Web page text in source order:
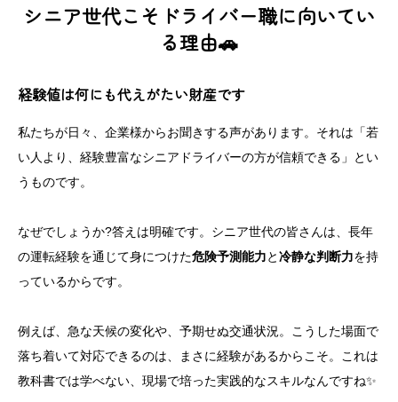
シニア世代こそドライバー職に向いてい
る理由🚗
経験値は何にも代えがたい財産です
私たちが日々、企業様からお聞きする声があります。それは「若
い人より、経験豊富なシニアドライバーの方が信頼できる」とい
うものです。
なぜでしょうか?答えは明確です。シニア世代の皆さんは、長年
の運転経験を通じて身につけた危険予測能力と冷静な判断力を持
っているからです。
例えば、急な天候の変化や、予期せぬ交通状況。こうした場面で
落ち着いて対応できるのは、まさに経験があるからこそ。これは
教科書では学べない、現場で培った実践的なスキルなんですね✨